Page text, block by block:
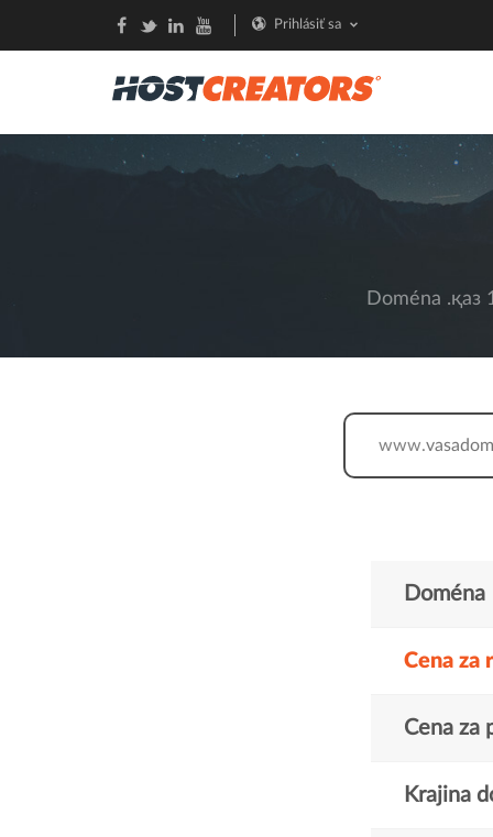
Prihlásiť sa
Doména .қаз
www.
Doména
Cena za
Cena za
Krajina